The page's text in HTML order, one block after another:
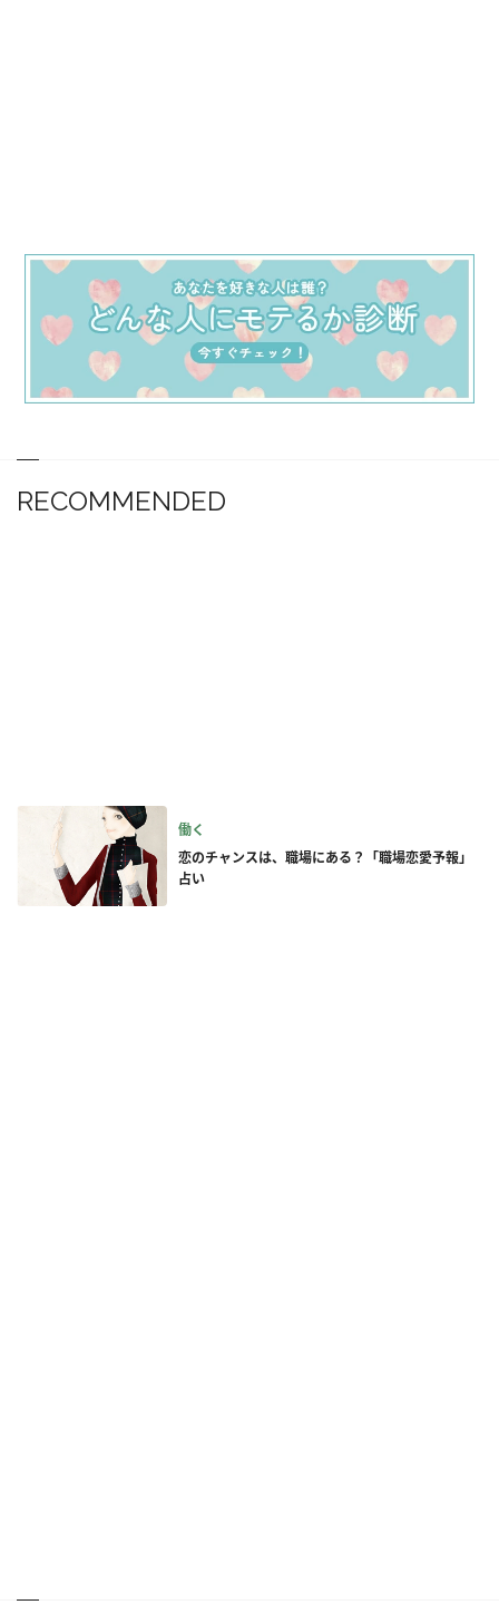
RECOMMENDED
働く
恋のチャンスは、職場にある？「職場恋愛予報」
占い